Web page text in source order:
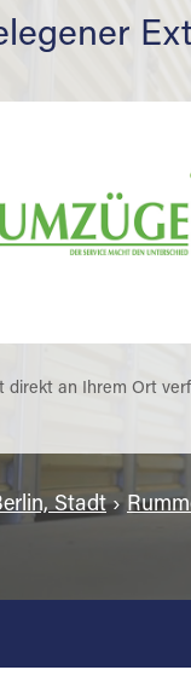
direkt an Ihrem Ort
Stadt›